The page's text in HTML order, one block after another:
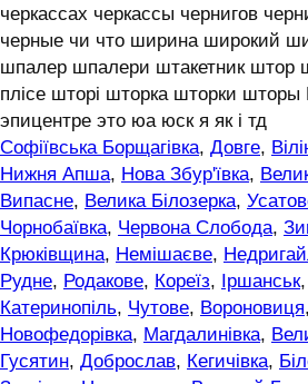
черкассах черкассы чернигов
черные чи что ширина широкий
шпалер шпалери штакетник штор
плісе шторі шторка шторки
эпицентре это юа юск я як і тд
Софіївська Борщагівка, Довге,
Нижня Апша, Нова Збур'ївка,
Випасне, Велика Білозерка,
Чорнобаївка, Червона Слобода,
Крюківщина, Немішаєве,
Рудне, Родакове, Кореїз, Іршанськ,
Катеринопіль, Чутове, Вороновиця,
Новофедорівка, Магдалинівка,
Гусятин, Доброслав, Кегичівка,